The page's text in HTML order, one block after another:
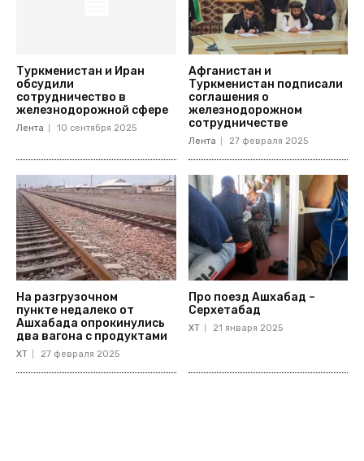
Туркменистан и Иран
обсудили
сотрудничество в
железнодорожной сфере
Лента 10 сентября 2025
Афганистан и
Туркменистан подписали
соглашения о
железнодорожном
сотрудничестве
Лента 27 февраля 2025
На разгрузочном
пункте недалеко от
Ашхабада опрокинулись
два вагона с продуктами
ХТ 27 февраля 2025
Про поезд Ашхабад –
Серхетабад
ХТ 21 января 2025